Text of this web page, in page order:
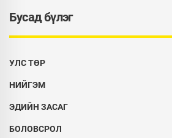
Бусад бүлэг
УЛС ТӨР
НИЙГЭМ
ЭДИЙН ЗАСАГ
БОЛОВСРОЛ